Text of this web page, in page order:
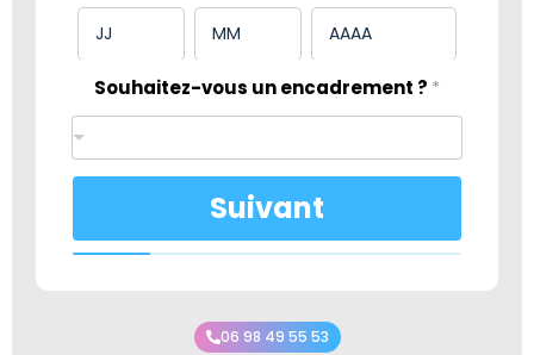
Souhaitez-vous un encadrement ? *
Suivant
06 98 49 55 53